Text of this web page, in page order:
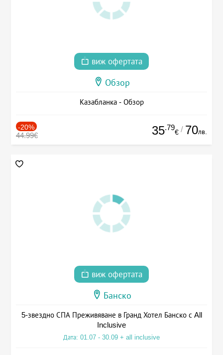
виж офертата
Обзор
Казабланка - Обзор
-20%
44.99€ 35.79
€ / 70лв.
виж офертата
Банско
5-звездно СПА Преживяване в Гранд Хотел Банско с All
Inclusive
Дата: 01.07 - 30.09 + all inclusive